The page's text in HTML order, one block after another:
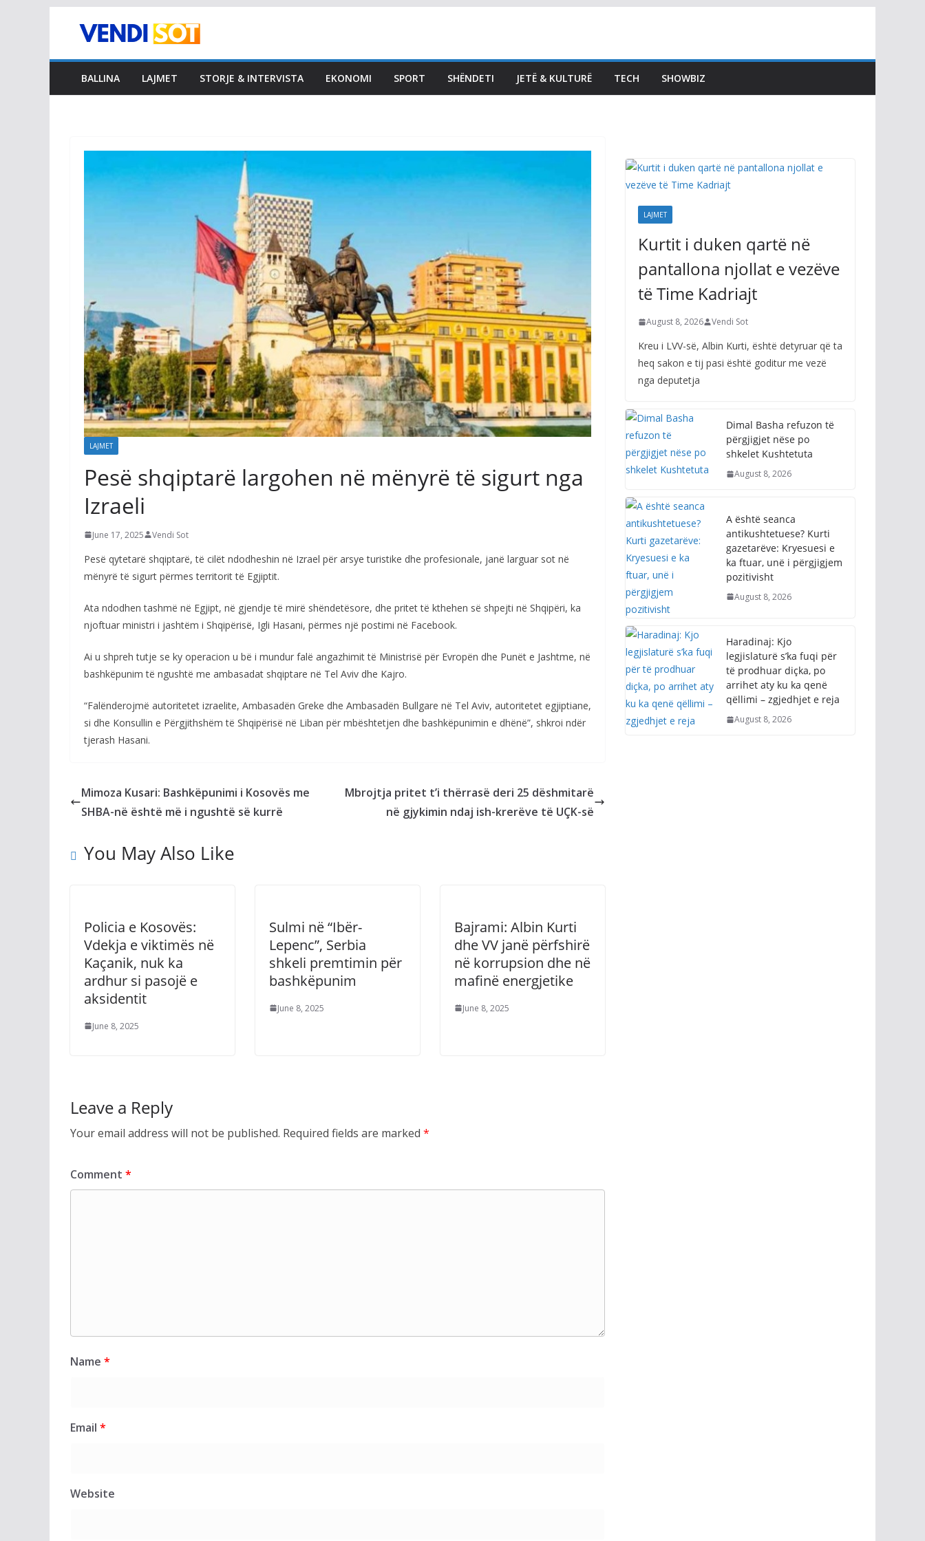
BALLINA LAJMET STORJE & INTERVISTA EKONOMI SPORT SHËNDETI JETË & KULTURË TECH SHOWBIZ
LAJMET
Pesë shqiptarë largohen në mënyrë të sigurt nga
Izraeli
June 17, 2025 Vendi Sot
Pesë qytetarë shqiptarë, të cilët ndodheshin në Izrael për arsye turistike dhe profesionale, janë larguar sot në
mënyrë të sigurt përmes territorit të Egjiptit.
Ata ndodhen tashmë në Egjipt, në gjendje të mirë shëndetësore, dhe pritet të kthehen së shpejti në Shqipëri, ka
njoftuar ministri i jashtëm i Shqipërisë, Igli Hasani, përmes një postimi në Facebook.
Ai u shpreh tutje se ky operacion u bë i mundur falë angazhimit të Ministrisë për Evropën dhe Punët e Jashtme, në
bashkëpunim të ngushtë me ambasadat shqiptare në Tel Aviv dhe Kajro.
“Falënderojmë autoritetet izraelite, Ambasadën Greke dhe Ambasadën Bullgare në Tel Aviv, autoritetet egjiptiane,
si dhe Konsullin e Përgjithshëm të Shqipërisë në Liban për mbështetjen dhe bashkëpunimin e dhënë”, shkroi ndër
tjerash Hasani.
Mimoza Kusari: Bashkëpunimi i Kosovës me
SHBA-në është më i ngushtë së kurrë
Mbrojtja pritet t’i thërrasë deri 25 dëshmitarë
në gjykimin ndaj ish-krerëve të UÇK-së
You May Also Like
Policia e Kosovës:
Vdekja e viktimës në
Kaçanik, nuk ka
ardhur si pasojë e
aksidentit
June 8, 2025
Sulmi në “Ibër-
Lepenc”, Serbia
shkeli premtimin për
bashkëpunim
June 8, 2025
Bajrami: Albin Kurti
dhe VV janë përfshirë
në korrupsion dhe në
mafinë energjetike
June 8, 2025
Leave a Reply
Your email address will not be published. Required fields are marked *
Comment *
Name *
Email *
Website
LAJMET
Kurtit i duken qartë në
pantallona njollat e vezëve
të Time Kadriajt
August 8, 2026 Vendi Sot
Kreu i LVV-së, Albin Kurti, është detyruar që ta
heq sakon e tij pasi është goditur me vezë
nga deputetja
Dimal Basha refuzon të
përgjigjet nëse po
shkelet Kushtetuta
August 8, 2026
A është seanca
antikushtetuese? Kurti
gazetarëve: Kryesuesi e
ka ftuar, unë i përgjigjem
pozitivisht
August 8, 2026
Haradinaj: Kjo
legjislaturë s’ka fuqi për
të prodhuar diçka, po
arrihet aty ku ka qenë
qëllimi – zgjedhjet e reja
August 8, 2026